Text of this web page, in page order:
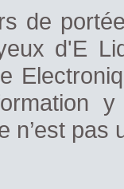
de
d'E
n’est pas